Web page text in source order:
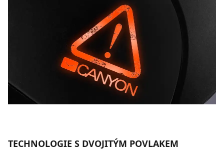
TECHNOLOGIE S DVOJITÝM POVLAKEM